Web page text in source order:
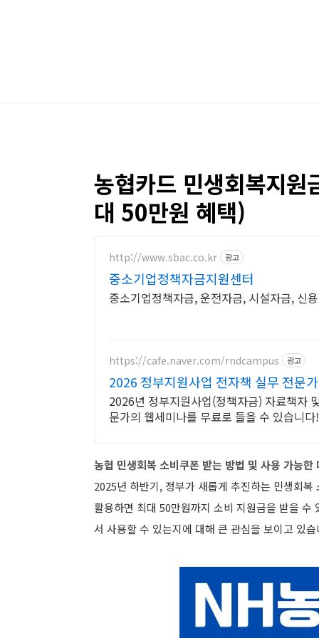
농협카드 민생회복지
대 50만원 혜택)
http://www.sbac.co.kr 광고
중소기업정책자금지원센터
중소기업정책자금, 운전자금, 시설자금, 신
https://cafe.naver.com/rndcampus 광고
2026 정부지원사업 전자책 실무 전문
2026년 정부지원사업(정책자금) 자료책자
문가의 웹세미나를 무료로 들을 수 있습니다!
농협 민생회복 소비쿠폰 받는 방법 및 사용 가능한
2025년 하반기, 정부가 새롭게 추진하는 민생회
활용하면 최대 50만원까지 소비 지원금을 받을
서 사용할 수 있는지에 대해 큰 관심을 보이고 있